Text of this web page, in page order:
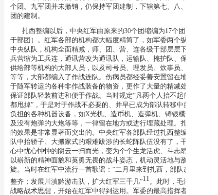
个团。九军团并未撤销，仍保持军团建制，下辖第七、八、九3个
团的建制。
扎西整编以后，中央红军由原来的30个团缩编为17个团（包括
干部团）。红军各部的机构都大幅度精简了，如军委两个纵队改为
中央纵队，机构全面精减，师、团、营、连各级干部层层下放，工
兵营缩为工兵连，通讯营改为通讯队，运输队、掩护队、保卫局、
供给部等机构的大部人员，以及司号员、理发员、炊事员、通讯员
等等，大部都编入了作战连队。伤病员都经妥善安置留在地方。对
于随军转运的各种非作战装备的物资，更作了大量的精减处理，以
保证部队轻装前进和便于作战。当时规定“凡两个人抬不起的东西
都甩掉”，于是对于作战不必要的、并早已成为部队转移中的沉重
负担的各种机器设备，如X光机、造币机、造弹机、铸银模子，以
及没有炮弹的大炮等等，一律留在地方或进行埋藏处理。扎西整编
的效果是非常显著而突出的。中央红军各部队经过扎西整编后，部
队中抬轿子、大搬家式的艰难跋涉的长蛇阵队伍没有了，干部战士
心中忧心忡忡的阴云一扫而光，变为个个生龙活虎、斗志昂扬，而
以崭新的精神面貌和英勇无畏的战斗姿态，机动灵活地与敌人周
旋。当时在红军中流行一首歌谣：“二月里来到扎西，部队改编好
整齐；发展川滇黔游击队，扩大红军三千几”11 。此时，毛泽东的
战略战术思想，开始在红军中得到运用。军委的最高指挥者朱德、